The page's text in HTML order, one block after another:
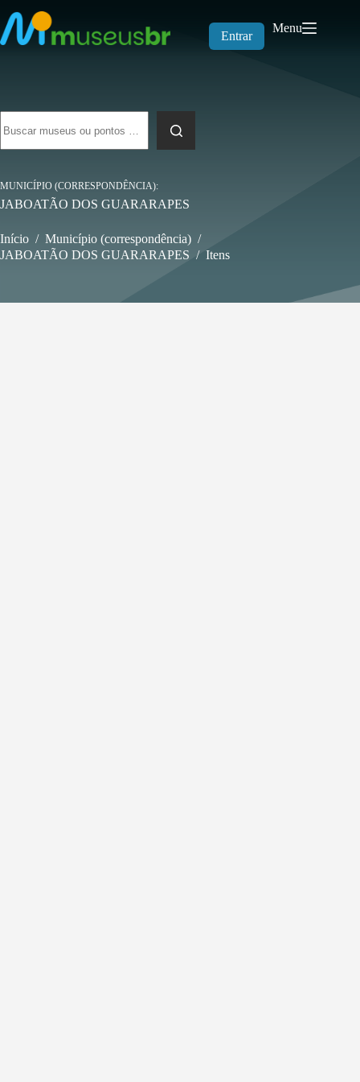
para
o
conteúdo
Entrar
Menu
resultados
MUNICÍPIO (CORRESPONDÊNCIA)
JABOATÃO DOS GUARARAPES
Início / Município (correspondência) /
JABOATÃO DOS GUARARAPES / Itens